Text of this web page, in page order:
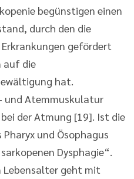
begünstigen einen
durch den die
gefördert
auf die
hat.
und Atemmuskulatur
der Atmung [19]. Ist die
und Ösophagus
Dysphagie“.
Lebensalter geht mit